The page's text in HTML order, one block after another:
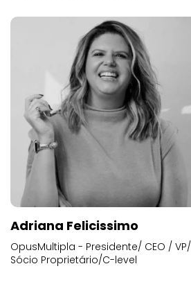
Adriana Felicissimo
OpusMultipla - Presidente/ CEO / VP/
Sócio Proprietário/C-level